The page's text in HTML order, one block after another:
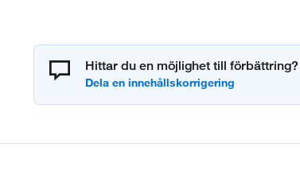
Hittar du en möjlighet till förbättring?